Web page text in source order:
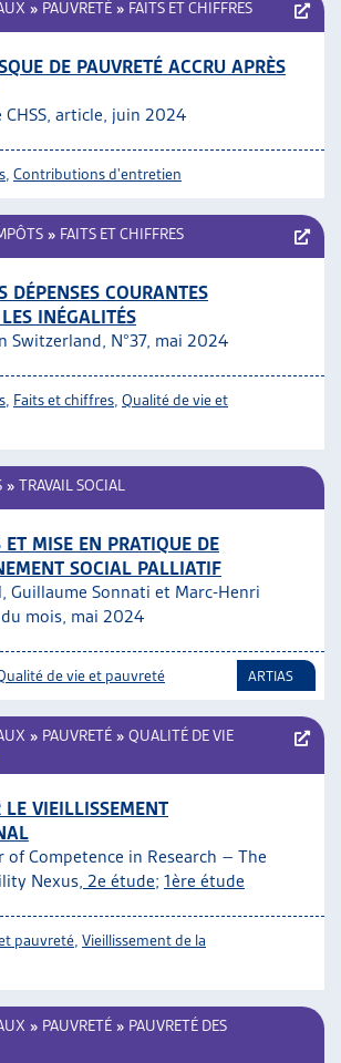
» PAUVRETÉ » FAITS ET CHIFFRES
DE PAUVRETÉ ACCRU APRÈS
CHSS, article, juin 2024
Contributions d'entretien
» FAITS ET CHIFFRES
DÉPENSES COURANTES
INÉGALITÉS
Switzerland, N°37, mai 2024
Faits et chiffres Qualité de vie et
» TRAVAIL SOCIAL
ET MISE EN PRATIQUE DE
SOCIAL PALLIATIF
Guillaume Sonnati et Marc-Henri
mois, mai 2024
de vie et pauvreté ARTIAS
» PAUVRETÉ » QUALITÉ DE VIE
LE VIEILLISSEMENT
of Competence in Research – The
Nexus, 2e étude; 1ère étude
pauvreté Vieillissement de la
» PAUVRETÉ » PAUVRETÉ DES